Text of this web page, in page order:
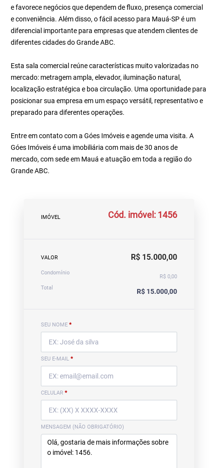
e favorece negócios que dependem de fluxo, presença comercial
e conveniência. Além disso, o fácil acesso para Mauá-SP é um
diferencial importante para empresas que atendem clientes de
diferentes cidades do Grande ABC.
Esta sala comercial reúne características muito valorizadas no
mercado: metragem ampla, elevador, iluminação natural,
localização estratégica e boa circulação. Uma oportunidade para
posicionar sua empresa em um espaço versátil, representativo e
preparado para diferentes operações.
Entre em contato com a Góes Imóveis e agende uma visita. A
Góes Imóveis é uma imobiliária com mais de 30 anos de
mercado, com sede em Mauá e atuação em toda a região do
Grande ABC.
IMÓVEL Cód. imóvel: 1456
VALOR R$ 15.000,00
Condomínio
R$ 0,00
Total
R$ 15.000,00
SEU NOME *
SEU E-MAIL *
CELULAR *
MENSAGEM (NÃO OBRIGATÓRIO)